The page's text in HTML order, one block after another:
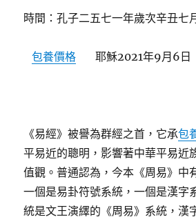
時間：孔子二五七一年歲次辛丑七
包養價格 耶穌2021年9月6日
《易經》被譽為群經之首，它承包
平易近的聰明，影響著中華平易近
值觀。普通認為，今本《周易》中
一個是易卦符號系統，一個是漢字
統是文王演繹的《周易》系統，漢